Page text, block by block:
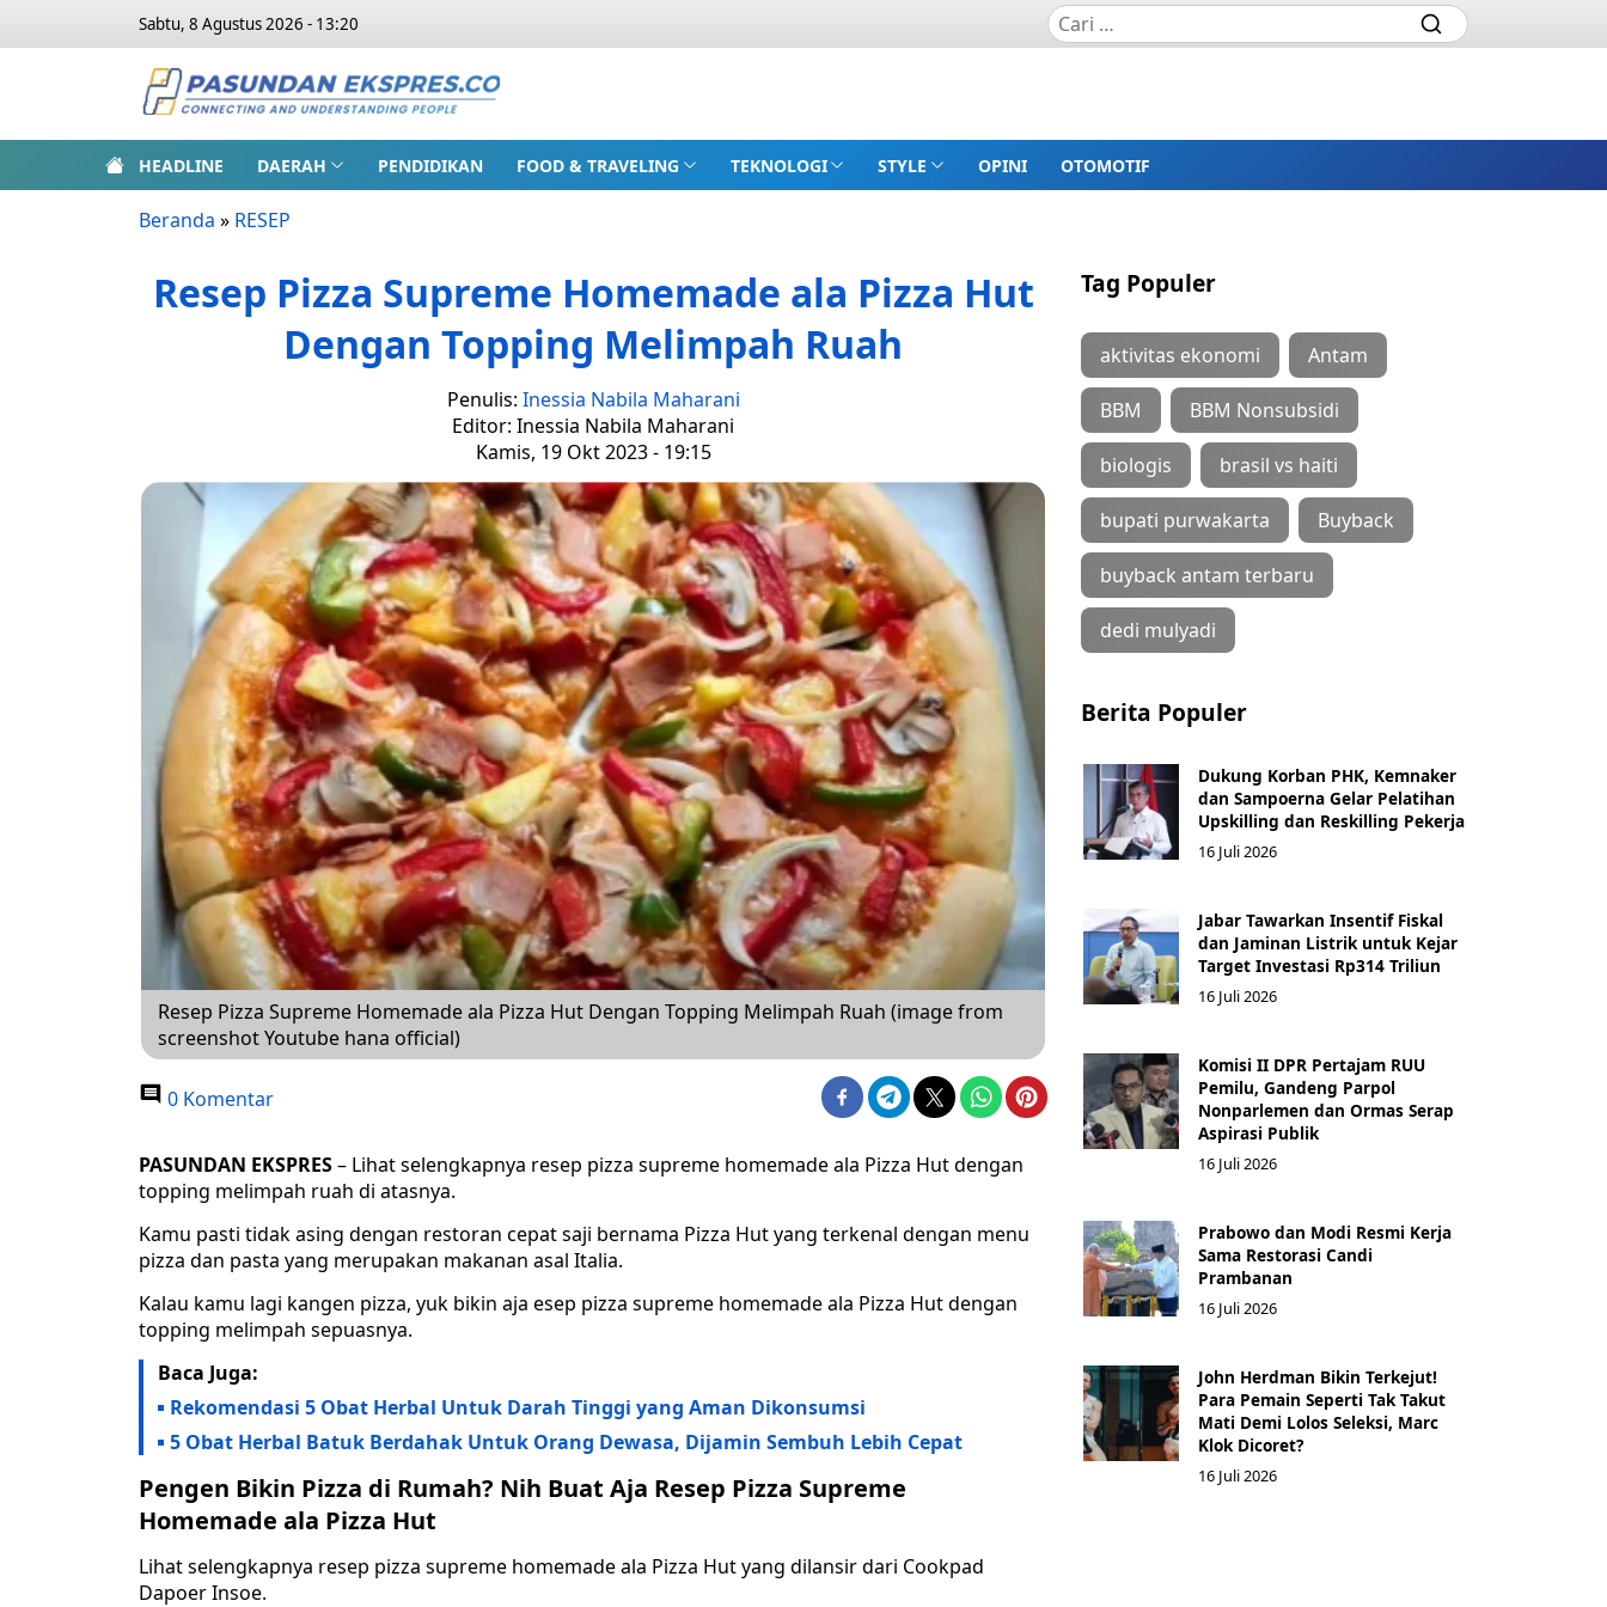
Sabtu, 8 Agustus 2026 - 13:20
HEADLINE DAERAH PENDIDIKAN FOOD & TRAVELING TEKNOLOGI STYLE OPINI OTOMOTIF
Beranda » RESEP
Resep Pizza Supreme Homemade ala Pizza Hut
Dengan Topping Melimpah Ruah
Penulis: Inessia Nabila Maharani
Editor: Inessia Nabila Maharani
Kamis, 19 Okt 2023 - 19:15
Resep Pizza Supreme Homemade ala Pizza Hut Dengan Topping Melimpah Ruah (image from
screenshot Youtube hana official)
0 Komentar
PASUNDAN EKSPRES– Lihat selengkapnya resep pizza supreme homemade ala Pizza Hut dengan
topping melimpah ruah di atasnya.
Kamu pasti tidak asing dengan restoran cepat saji bernama Pizza Hut yang terkenal dengan menu
pizza dan pasta yang merupakan makanan asal Italia.
Kalau kamu lagi kangen pizza, yuk bikin aja esep pizza supreme homemade ala Pizza Hut dengan
topping melimpah sepuasnya.
Baca Juga:
Rekomendasi 5 Obat Herbal Untuk Darah Tinggi yang Aman Dikonsumsi
5 Obat Herbal Batuk Berdahak Untuk Orang Dewasa, Dijamin Sembuh Lebih Cepat
Pengen Bikin Pizza di Rumah? Nih Buat Aja Resep Pizza Supreme
Homemade ala Pizza Hut
Lihat selengkapnya resep pizza supreme homemade ala Pizza Hut yang dilansir dari Cookpad
Dapoer Insoe.
Tag Populer
aktivitas ekonomi Antam
BBM BBM Nonsubsidi
biologis brasil vs haiti
bupati purwakarta Buyback
buyback antam terbaru
dedi mulyadi
Berita Populer
Dukung Korban PHK, Kemnaker
dan Sampoerna Gelar Pelatihan
Upskilling dan Reskilling Pekerja
16 Juli 2026
Jabar Tawarkan Insentif Fiskal
dan Jaminan Listrik untuk Kejar
Target Investasi Rp314 Triliun
16 Juli 2026
Komisi II DPR Pertajam RUU
Pemilu, Gandeng Parpol
Nonparlemen dan Ormas Serap
Aspirasi Publik
16 Juli 2026
Prabowo dan Modi Resmi Kerja
Sama Restorasi Candi
Prambanan
16 Juli 2026
John Herdman Bikin Terkejut!
Para Pemain Seperti Tak Takut
Mati Demi Lolos Seleksi, Marc
Klok Dicoret?
16 Juli 2026